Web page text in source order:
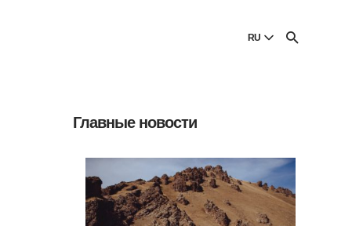
RU
Polski
Poland
Русский
Главные новости